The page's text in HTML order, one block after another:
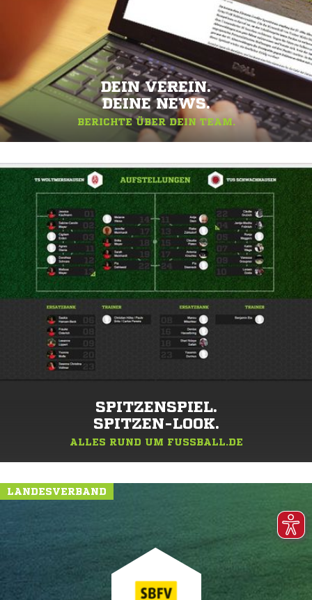
DEIN VEREIN.
DEINE NEWS.
BERICHTE ÜBER DEIN TEAM.
SPITZENSPIEL.
SPITZEN-LOOK.
ALLES RUND UM FUSSBALL.DE
LANDESVERBAND